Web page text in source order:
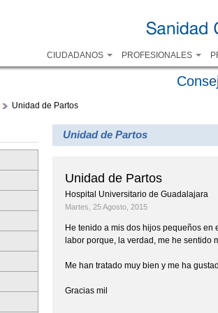
CIUDADANOS PROFESIONALES
Unidad de Partos
Unidad de Partos
Unidad de Partos
Hospital Universitario de Guadalajara
Martes, 25 Agosto, 2015
He tenido a mis dos hijos pequeños en
labor porque, la verdad, me he sentido
Me han tratado muy bien y me ha
Gracias mil